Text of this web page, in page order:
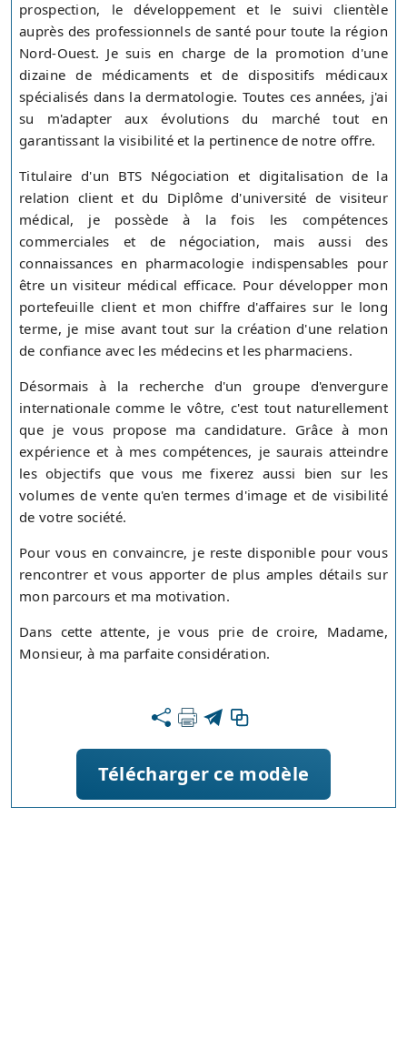
prospection, le développement et le suivi clientèle
auprès des professionnels de santé pour toute la région
Nord-Ouest. Je suis en charge de la promotion d'une
dizaine de médicaments et de dispositifs médicaux
spécialisés dans la dermatologie. Toutes ces années, j'ai
su m'adapter aux évolutions du marché tout en
garantissant la visibilité et la pertinence de notre offre.
Titulaire d'un BTS Négociation et digitalisation de la
relation client et du Diplôme d'université de visiteur
médical, je possède à la fois les compétences
commerciales et de négociation, mais aussi des
connaissances en pharmacologie indispensables pour
être un visiteur médical efficace. Pour développer mon
portefeuille client et mon chiffre d'affaires sur le long
terme, je mise avant tout sur la création d'une relation
de confiance avec les médecins et les pharmaciens.
Désormais à la recherche d'un groupe d'envergure
internationale comme le vôtre, c'est tout naturellement
que je vous propose ma candidature. Grâce à mon
expérience et à mes compétences, je saurais atteindre
les objectifs que vous me fixerez aussi bien sur les
volumes de vente qu'en termes d'image et de visibilité
de votre société.
Pour vous en convaincre, je reste disponible pour vous
rencontrer et vous apporter de plus amples détails sur
mon parcours et ma motivation.
Dans cette attente, je vous prie de croire, Madame,
Monsieur, à ma parfaite considération.
Télécharger ce modèle